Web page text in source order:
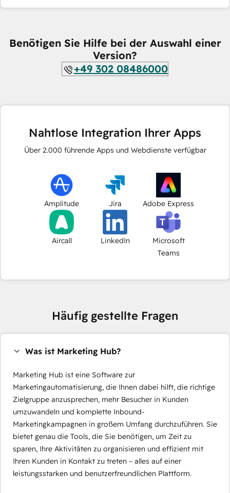
Benötigen Sie Hilfe bei der Auswahl einer
Version?
+49 302 08486000
Nahtlose Integration Ihrer Apps
Über 2.000 führende Apps und Webdienste verfügbar
Amplitude Jira Adobe Express
Aircall LinkedIn
Microsoft
Teams
Häufig gestellte Fragen
Was ist Marketing Hub?
Marketing Hub ist eine Software zur
Marketingautomatisierung, die Ihnen dabei hilft, die richtige
Zielgruppe anzusprechen, mehr Besucher in Kunden
umzuwandeln und komplette Inbound-
Marketingkampagnen in großem Umfang durchzuführen. Sie
bietet genau die Tools, die Sie benötigen, um Zeit zu
sparen, Ihre Aktivitäten zu organisieren und effizient mit
Ihren Kunden in Kontakt zu treten – alles auf einer
leistungsstarken und benutzerfreundlichen Plattform.